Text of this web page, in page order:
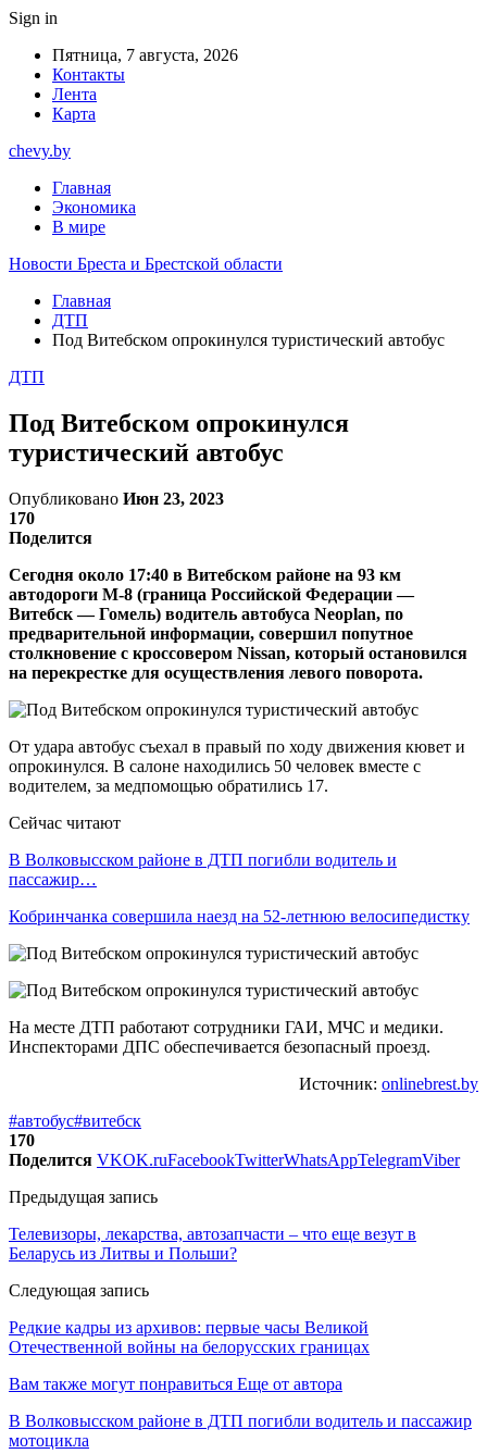
Sign in
Пятница, 7 августа, 2026
Контакты
Лента
Карта
chevy.by
Главная
Экономика
В мире
Новости Бреста и Брестской области
Главная
ДТП
Под Витебском опрокинулся туристический автобус
ДТП
Под Витебском опрокинулся
туристический автобус
Опубликовано Июн 23, 2023
170
Поделится
Сегодня около 17:40 в Витебском районе на 93 км
автодороги М-8 (граница Российской Федерации —
Витебск — Гомель) водитель автобуса Neoplan, по
предварительной информации, совершил попутное
столкновение с кроссовером Nissan, который остановился
на перекрестке для осуществления левого поворота.
От удара автобус съехал в правый по ходу движения кювет и
опрокинулся. В салоне находились 50 человек вместе с
водителем, за медпомощью обратились 17.
Сейчас читают
В Волковысском районе в ДТП погибли водитель и
пассажир…
Кобринчанка совершила наезд на 52-летнюю велосипедистку
На месте ДТП работают сотрудники ГАИ, МЧС и медики.
Инспекторами ДПС обеспечивается безопасный проезд.
Источник: onlinebrest.by
#автобус#витебск
170
Поделится VKOK.ruFacebookTwitterWhatsAppTelegramViber
Предыдущая запись
Телевизоры, лекарства, автозапчасти – что еще везут в
Беларусь из Литвы и Польши?
Следующая запись
Редкие кадры из архивов: первые часы Великой
Отечественной войны на белорусских границах
Вам также могут понравиться Еще от автора
В Волковысском районе в ДТП погибли водитель и пассажир
мотоцикла